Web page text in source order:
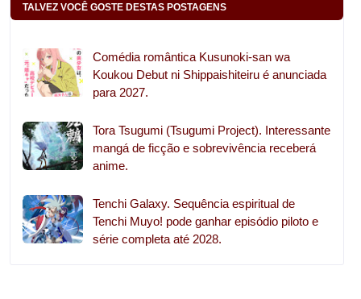
TALVEZ VOCÊ GOSTE DESTAS POSTAGENS
Comédia romântica Kusunoki-san wa
Koukou Debut ni Shippaishiteiru é anunciada
para 2027.
Tora Tsugumi (Tsugumi Project). Interessante
mangá de ficção e sobrevivência receberá
anime.
Tenchi Galaxy. Sequência espiritual de
Tenchi Muyo! pode ganhar episódio piloto e
série completa até 2028.